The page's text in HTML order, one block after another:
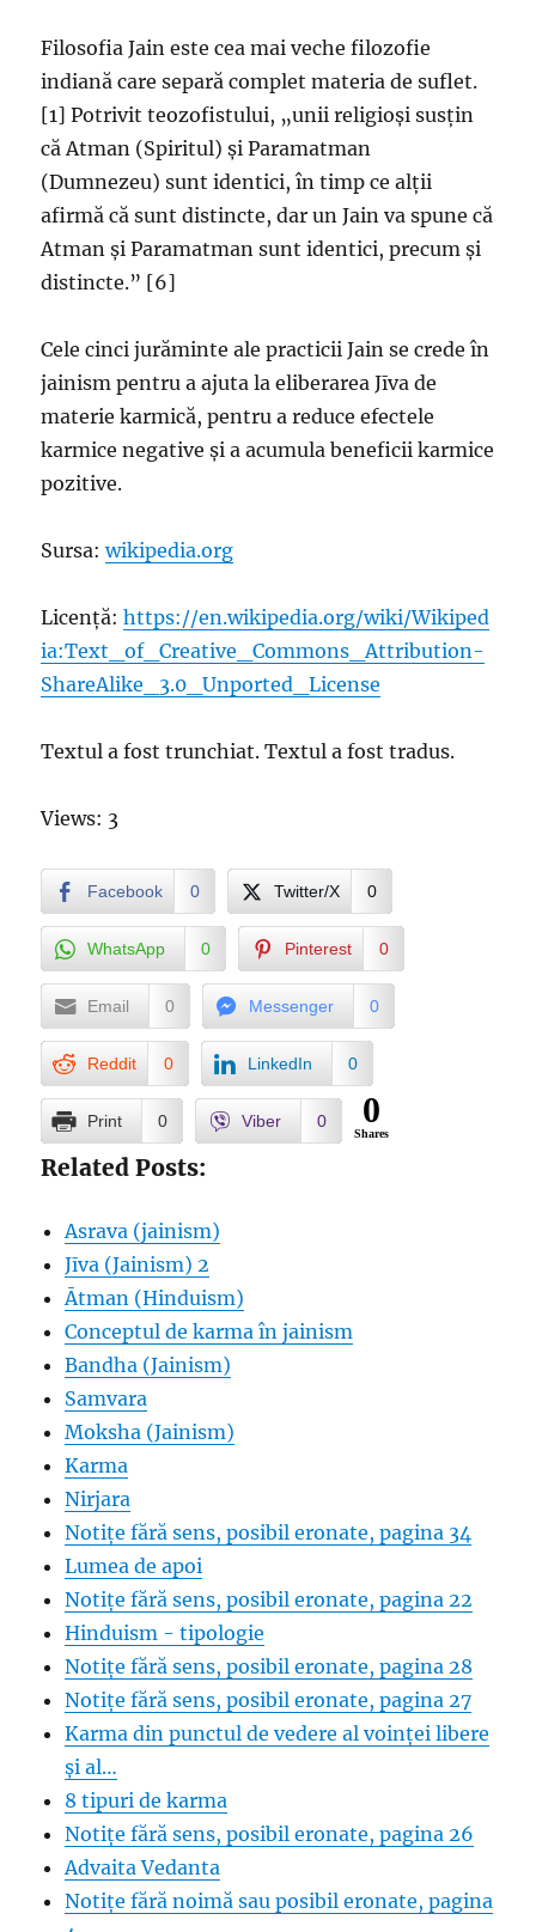
Filosofia Jain este cea mai veche filozofie
indiană care separă complet materia de suflet.
[1] Potrivit teozofistului, „unii religioși susțin
că Atman (Spiritul) și Paramatman
(Dumnezeu) sunt identici, în timp ce alții
afirmă că sunt distincte, dar un Jain va spune că
Atman și Paramatman sunt identici, precum și
distincte.” [6]
Cele cinci jurăminte ale practicii Jain se crede în
jainism pentru a ajuta la eliberarea Jīva de
materie karmică, pentru a reduce efectele
karmice negative și a acumula beneficii karmice
pozitive.
Sursa:wikipedia.org
Licență:https://en.wikipedia.org/wiki/Wikiped
ia:Text_of_Creative_Commons_Attribution-
ShareAlike_3.0_Unported_License
Textul a fost trunchiat. Textul a fost tradus.
Views: 3
Facebook 0 Twitter/X 0
WhatsApp 0 Pinterest 0
Email 0 Messenger 0
Reddit 0 LinkedIn 0
Print 0 Viber 0 0
Shares
Related Posts:
Asrava (jainism)
Jīva (Jainism) 2
Ātman (Hinduism)
Conceptul de karma în jainism
Bandha (Jainism)
Samvara
Moksha (Jainism)
Karma
Nirjara
Notițe fără sens, posibil eronate, pagina 34
Lumea de apoi
Notițe fără sens, posibil eronate, pagina 22
Hinduism - tipologie
Notițe fără sens, posibil eronate, pagina 28
Notițe fără sens, posibil eronate, pagina 27
Karma din punctul de vedere al voinței libere
și al…
8 tipuri de karma
Notițe fără sens, posibil eronate, pagina 26
Advaita Vedanta
Notițe fără noimă sau posibil eronate, pagina